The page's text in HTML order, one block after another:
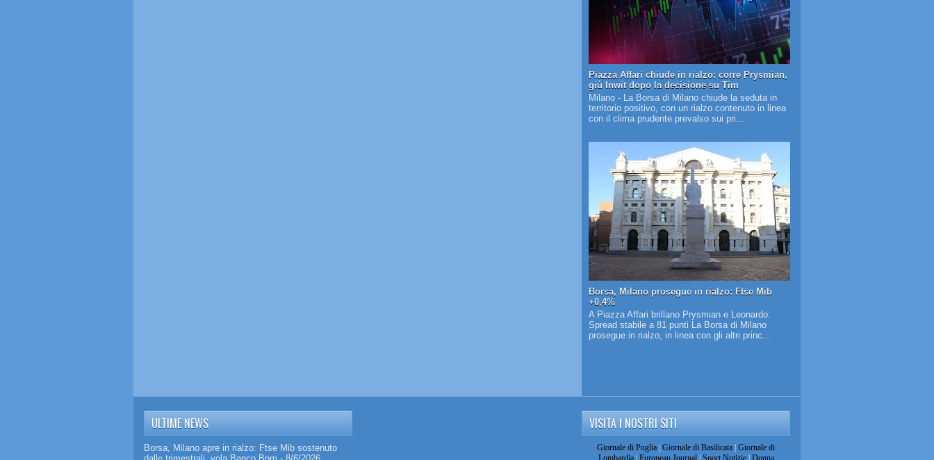
Piazza Affari chiude in rialzo: corre Prysmian,
giù Inwit dopo la decisione su Tim
Milano - La Borsa di Milano chiude la seduta in
territorio positivo, con un rialzo contenuto in linea
con il clima prudente prevalso sui pri...
Borsa, Milano prosegue in rialzo: Ftse Mib
+0,4%
A Piazza Affari brillano Prysmian e Leonardo.
Spread stabile a 81 punti La Borsa di Milano
prosegue in rialzo, in linea con gli altri princ...
ULTIME NEWS
Borsa, Milano apre in rialzo: Ftse Mib sostenuto
VISITA I NOSTRI SITI
Giornale di Puglia | Giornale di Basilicata | Giornale di
Lombardia| European Journal| Sport Notizie| Donna